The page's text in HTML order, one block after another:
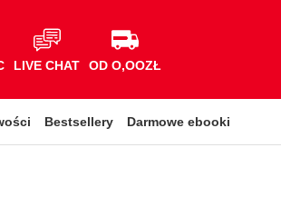
LIVE CHAT OD O,OOZŁ
Bestsellery Darmowe ebooki